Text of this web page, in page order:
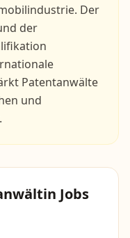
Der
der
Patentanwälte
und
Jobs